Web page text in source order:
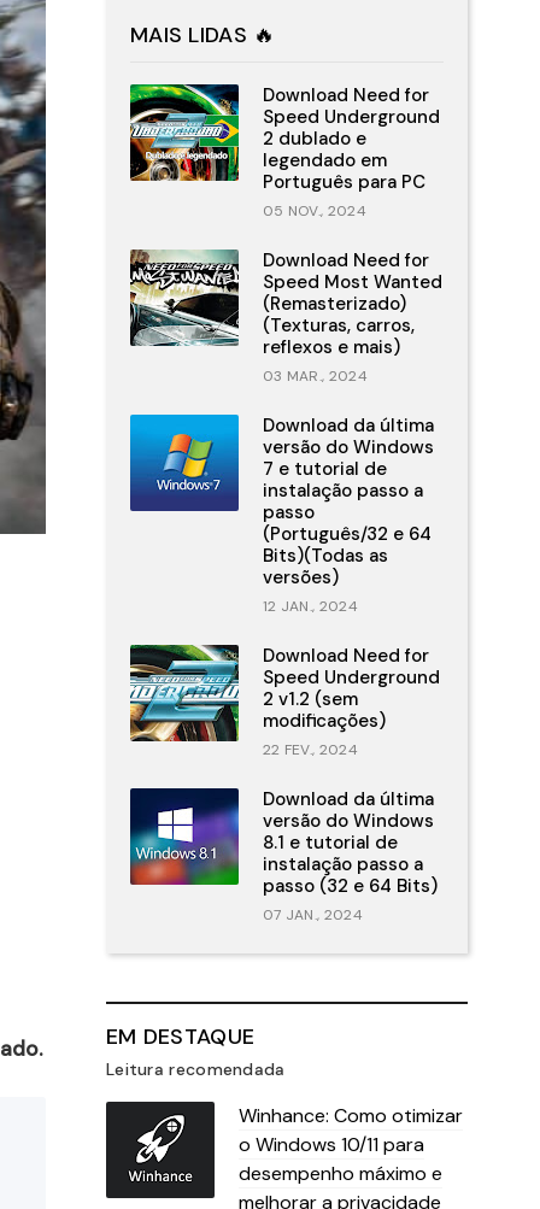
MAIS LIDAS 🔥
Download Need for
Speed Underground
2 dublado e
legendado em
Português para PC
05 NOV., 2024
Download Need for
Speed Most Wanted
(Remasterizado)
(Texturas, carros,
reflexos e mais)
03 MAR., 2024
Download da última
versão do Windows
7 e tutorial de
instalação passo a
passo
(Português/32 e 64
Bits)(Todas as
versões)
12 JAN., 2024
Download Need for
Speed Underground
2 v1.2 (sem
modificações)
22 FEV., 2024
Download da última
versão do Windows
8.1 e tutorial de
instalação passo a
passo (32 e 64 Bits)
07 JAN., 2024
EM DESTAQUE
Leitura recomendada
Winhance: Como otimizar
o Windows 10/11 para
desempenho máximo e
melhorar a privacidade